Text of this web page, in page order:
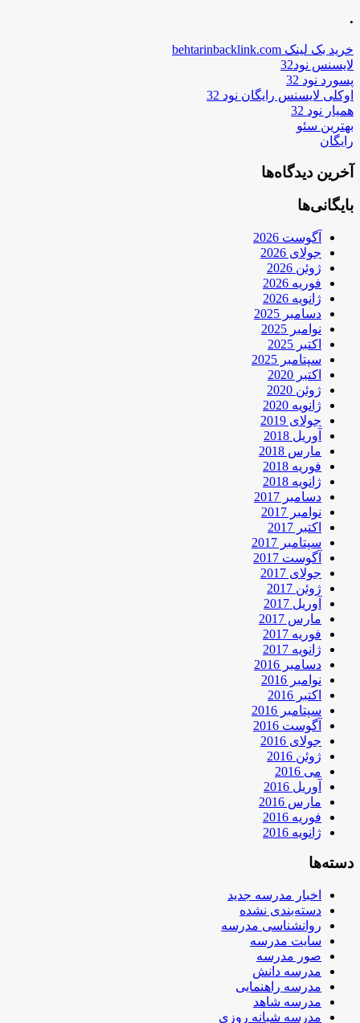
.
خرید بک لینک behtarinbacklink.com
لایسنس نود32
پسورد نود 32
اوکلی لایسنس رایگان نود 32
همیار نود 32
بهترین سئو
رایگان
آخرین دیدگاه‌ها
بایگانی‌ها
آگوست 2026
جولای 2026
ژوئن 2026
فوریه 2026
ژانویه 2026
دسامبر 2025
نوامبر 2025
اکتبر 2025
سپتامبر 2025
اکتبر 2020
ژوئن 2020
ژانویه 2020
جولای 2019
آوریل 2018
مارس 2018
فوریه 2018
ژانویه 2018
دسامبر 2017
نوامبر 2017
اکتبر 2017
سپتامبر 2017
آگوست 2017
جولای 2017
ژوئن 2017
آوریل 2017
مارس 2017
فوریه 2017
ژانویه 2017
دسامبر 2016
نوامبر 2016
اکتبر 2016
سپتامبر 2016
آگوست 2016
جولای 2016
ژوئن 2016
می 2016
آوریل 2016
مارس 2016
فوریه 2016
ژانویه 2016
دسته‌ها
اخبار مدرسه جدید
دسته‌بندی نشده
روانشناسی مدرسه
سایت مدرسه
صور مدرسه
مدرسه دانش
مدرسه راهنمایی
مدرسه شاهد
مدرسه شبانه روزی